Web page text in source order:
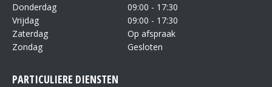
Donderdag
09:00 - 17:30
Vrijdag
09:00 - 17:30
Zaterdag
Op afspraak
Zondag
Gesloten
PARTICULIERE DIENSTEN